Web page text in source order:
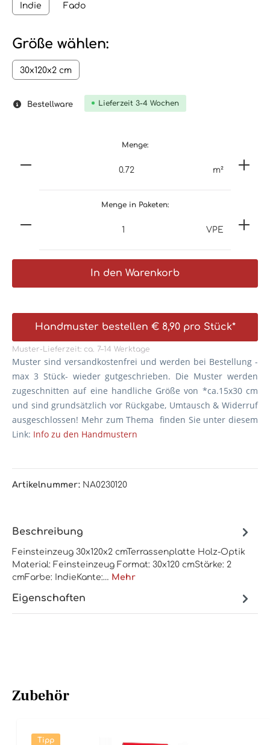
Indie Fado
Größe wählen:
30x120x2 cm
Bestellware Lieferzeit 3-4 Wochen
Menge:
m²
Menge in Paketen:
VPE
In den Warenkorb
Handmuster bestellen € 8,90 pro Stück*
Muster-Lieferzeit: ca. 7–14 Werktage
Muster sind versandkostenfrei und werden bei Bestellung -
max 3 Stück- wieder gutgeschrieben. Die Muster werden
zugeschnitten auf eine handliche Größe von *ca.15x30 cm
und sind grundsätzlich vor Rückgabe, Umtausch & Widerruf
ausgeschlossen! Mehr zum Thema finden Sie unter diesem
Link: Info zu den Handmustern
Artikelnummer: NA0230120
Beschreibung
Feinsteinzeug 30x120x2 cmTerrassenplatte Holz-Optik
Material: Feinsteinzeug Format: 30x120 cmStärke: 2
cmFarbe: IndieKante:… Mehr
Eigenschaften
Zubehör
Tipp